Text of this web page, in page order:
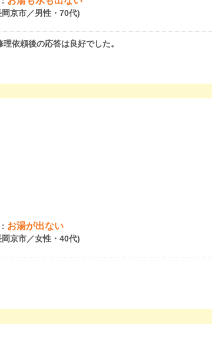
京市／男性・70代)
依頼後の応答は良好でした。
お湯が出ない
京市／女性・40代)